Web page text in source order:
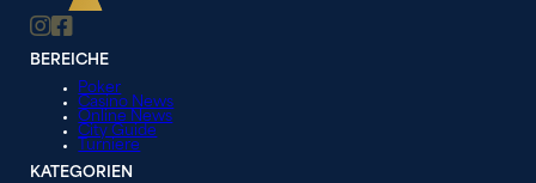
BEREICHE
Poker
Casino News
Online News
City Guide
Turniere
KATEGORIEN